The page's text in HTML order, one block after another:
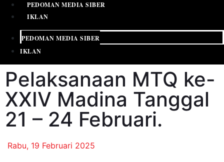
PEDOMAN MEDIA SIBER
IKLAN
PEDOMAN MEDIA SIBER
IKLAN
Pelaksanaan MTQ ke-
XXIV Madina Tanggal
21 – 24 Februari.
Rabu, 19 Februari 2025